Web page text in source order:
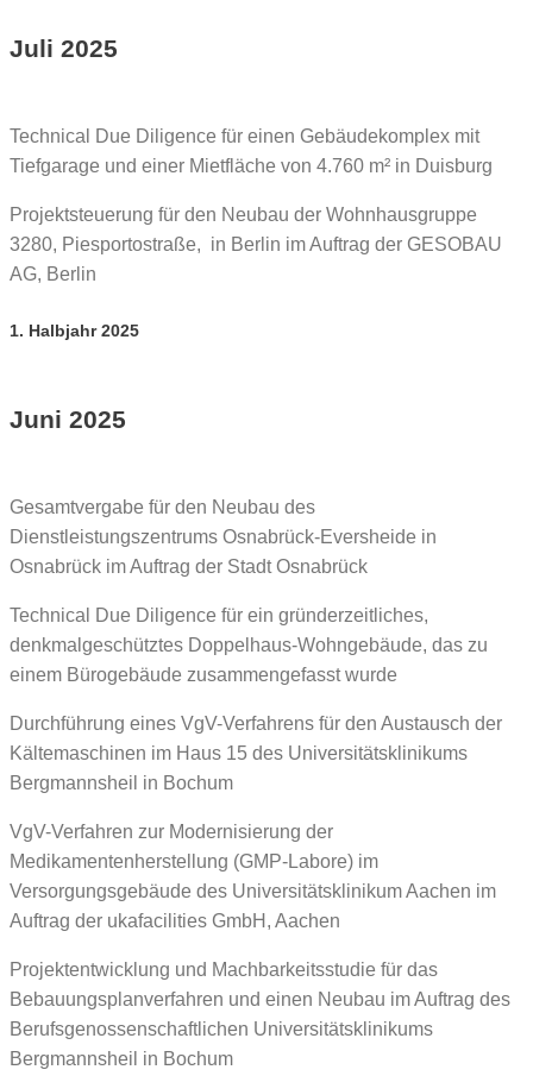
Juli 2025
Technical Due Diligence für einen Gebäudekomplex mit
Tiefgarage und einer Mietfläche von 4.760 m² in Duisburg
Projektsteuerung für den Neubau der Wohnhausgruppe
3280, Piesportostraße, in Berlin im Auftrag der GESOBAU
AG, Berlin
1. Halbjahr 2025
Juni 2025
Gesamtvergabe für den Neubau des
Dienstleistungszentrums Osnabrück-Eversheide in
Osnabrück im Auftrag der Stadt Osnabrück
Technical Due Diligence für ein gründerzeitliches,
denkmalgeschütztes Doppelhaus-Wohngebäude, das zu
einem Bürogebäude zusammengefasst wurde
Durchführung eines VgV-Verfahrens für den Austausch der
Kältemaschinen im Haus 15 des Universitätsklinikums
Bergmannsheil in Bochum
VgV-Verfahren zur Modernisierung der
Medikamentenherstellung (GMP-Labore) im
Versorgungsgebäude des Universitätsklinikum Aachen im
Auftrag der ukafacilities GmbH, Aachen
Projektentwicklung und Machbarkeitsstudie für das
Bebauungsplanverfahren und einen Neubau im Auftrag des
Berufsgenossenschaftlichen Universitätsklinikums
Bergmannsheil in Bochum